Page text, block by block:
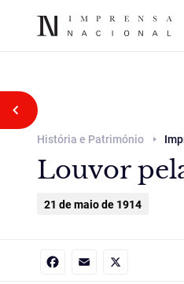
Voltar atrás
História e Património
Louvor
21 de maio de 1914